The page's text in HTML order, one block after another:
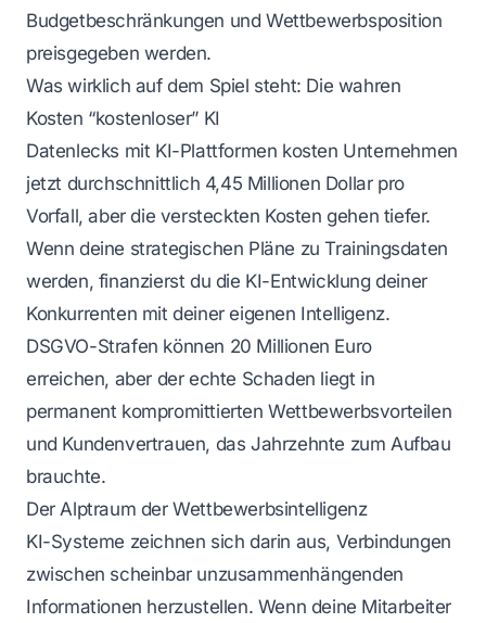
Budgetbeschränkungen und Wettbewerbsposition
preisgegeben werden.
Was wirklich auf dem Spiel steht: Die wahren
Kosten “kostenloser” KI
Datenlecks mit KI-Plattformen kosten Unternehmen
jetzt durchschnittlich 4,45 Millionen Dollar pro
Vorfall, aber die versteckten Kosten gehen tiefer.
Wenn deine strategischen Pläne zu Trainingsdaten
werden, finanzierst du die KI-Entwicklung deiner
Konkurrenten mit deiner eigenen Intelligenz.
DSGVO-Strafen können 20 Millionen Euro
erreichen, aber der echte Schaden liegt in
permanent kompromittierten Wettbewerbsvorteilen
und Kundenvertrauen, das Jahrzehnte zum Aufbau
brauchte.
Der Alptraum der Wettbewerbsintelligenz
KI-Systeme zeichnen sich darin aus, Verbindungen
zwischen scheinbar unzusammenhängenden
Informationen herzustellen. Wenn deine Mitarbeiter